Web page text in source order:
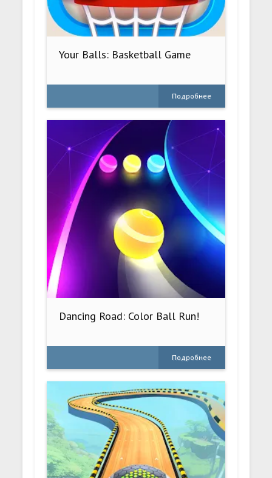
Your Balls: Basketball Game
Подробнее
Dancing Road: Color Ball Run!
Подробнее